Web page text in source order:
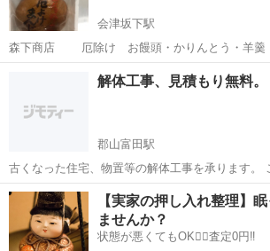
会津坂下駅
森下商店 厄除け お饅頭・かりんとう・羊羹 販売しておりま
す。 お手製 イモフライソース販売 佐野名物 揚げたてイモフライも
福島市 会津坂下駅 その他
解体工事、見積もり無料。
郡山富田駅
古くなった住宅、物置等の解体工事を承ります。
無料でさせていただきます。 少人数でアットホー
す。 わからない事などまずはご相談下さい。
福島 郡山市 郡山富田駅 その他
【実家の押し入れ整理】
ませんか？
状態が悪くてもOK🙆‍♀️査定0円‼️